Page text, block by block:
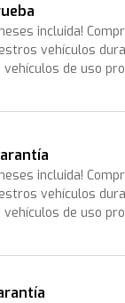
incluida!
vehículos
vehículos de uso
incluida!
vehículos
vehículos de uso